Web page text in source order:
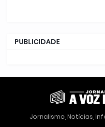
PUBLICIDADE
Jornalismo, Notícias,